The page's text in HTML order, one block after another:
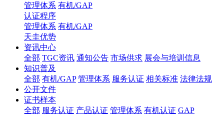
管理体系 有机/GAP
认证程序
管理体系 有机/GAP
天圭优势
资讯中心
全部 TGC资讯 通知公告 市场供求 展会与培训信息
知识普及
全部 有机/GAP 管理体系 服务认证 相关标准 法律法规
公开文件
证书样本
全部 服务认证 产品认证 管理体系 有机认证 GAP